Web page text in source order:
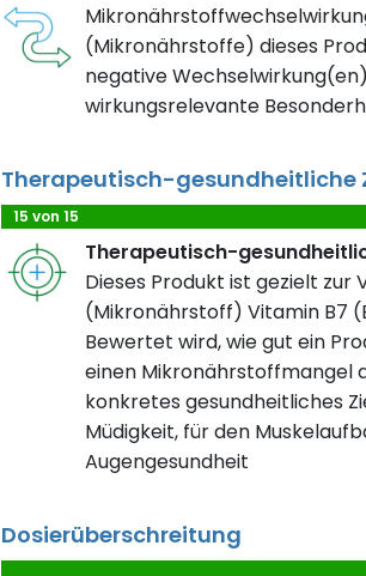
(Mikronährstoffe) dieses
negative
wirkungsrelevante
Therapeutisch-gesundheitliche
15 von 15
Therapeutisch-
Dieses Produkt ist gezielt
(Mikronährstoff) Vitamin B7
Bewertet wird, wie gut ein
einen Mikronährstoffmangel
konkretes gesundheitliches
Müdigkeit, für den
Augengesundheit
Dosierüberschreitung